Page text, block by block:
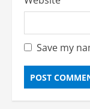
Save my